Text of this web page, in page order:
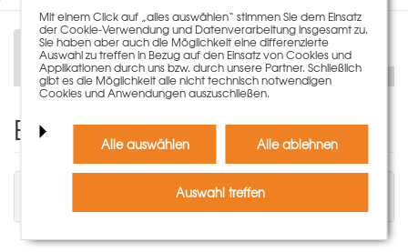
Beschreibung
Einen Kommentar schreiben
Sie müssen angemeldet sein, um einen
Kommentar schreiben zu können.
Mit einem Click auf „alles auswählen“ stimmen Sie dem Einsatz
der Cookie-Verwendung und Datenverarbeitung insgesamt zu.
Sie haben aber auch die Möglichkeit eine differenzierte
Auswahl zu treffen in Bezug auf den Einsatz von Cookies und
Applikationen durch uns bzw. durch unsere Partner. Schließlich
gibt es die Möglichkeit alle nicht technisch notwendigen
Cookies und Anwendungen auszuschließen.
Alle auswählen Alle ablehnen
Auswahl treffen